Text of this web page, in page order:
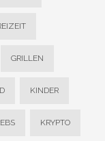
GRILLEN
KINDER
KRYPTO